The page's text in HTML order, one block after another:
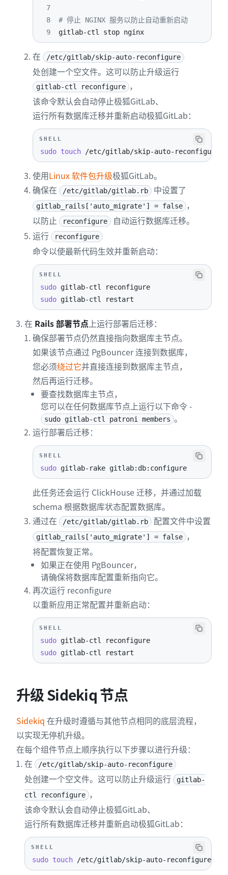
7
8
# 停止 NGINX 服务以防止自动重新启动
9
gitlab-ctl stop nginx
在 /etc/gitlab/skip-auto-reconfigure
处创建一个空文件。这可以防止升级运行
gitlab-ctl reconfigure
，
该命令默认会自动停止极狐GitLab、
运行所有数据库迁移并重新启动极狐GitLab：
SHELL
sudo touch /etc/gitlab/skip-auto-reconfigure
使用Linux 软件包升级极狐GitLab。
确保在
/etc/gitlab/gitlab.rb 中设置了
gitlab_rails['auto_migrate'] = false
，
以防止
reconfigure
自动运行数据库迁移。
运行
reconfigure
命令以使最新代码生效并重新启动：
SHELL
sudo
sudo gitlab-ctl restart
在 Rails 部署节点上运行部署后迁移：
确保部署节点仍然直接指向数据库主节点。
如果该节点通过 PgBouncer 连接到数据库，
您必须绕过它并直接连接到数据库主节点，
然后再运行迁移。
要查找数据库主节点，
您可以在任何数据库节点上运行以下命令 -
sudo gitlab-ctl patroni members 。
运行部署后迁移：
SHELL
sudo gitlab-rake gitlab:db:configure
此任务还会运行 ClickHouse 迁移，并通过加载
schema 根据数据库状态配置数据库。
通过在
/etc/gitlab/gitlab.rb 配置文件中设置
gitlab_rails['auto_migrate'] = false
，
将配置恢复正常。
如果正在使用 PgBouncer，
请确保将数据库配置重新指向它。
再次运行 reconfigure
以重新应用正常配置并重新启动：
SHELL
sudo
sudo gitlab-ctl restart
升级 Sidekiq 节点
Sidekiq 在升级时遵循与其他节点相同的底层流程，
以实现无停机升级。
在每个组件节点上顺序执行以下步骤以进行升级：
在
/etc/gitlab/skip-auto-reconfigure
处创建一个空文件。这可以防止升级运行
gitlab-
ctl reconfigure
，
该命令默认会自动停止极狐GitLab、
运行所有数据库迁移并重新启动极狐GitLab：
SHELL
sudo touch /etc/gitlab/skip-auto-reconfigure